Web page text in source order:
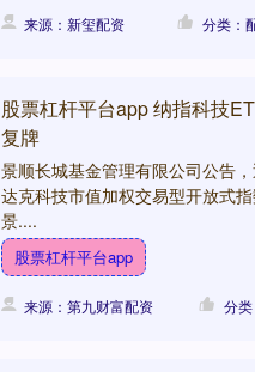
来源：新玺配资 分类：
股票杠杆平台app 纳指科技
复牌
景顺长城基金管理有限公司公告
达克科技市值加权交易型开放式
景....
股票杠杆平台app
来源：第九财富配资 分